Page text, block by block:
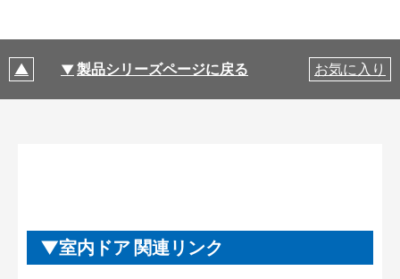
製品シリーズページに戻る お気に入り
室内ドア 関連リンク